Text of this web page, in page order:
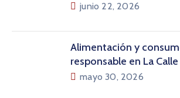
junio 22, 2026
Alimentación y
responsable en La
mayo 30, 2026